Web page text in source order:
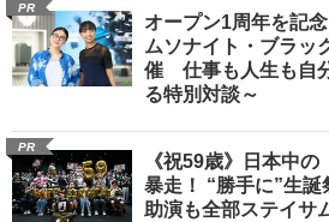
PR
オープン1周年を記
ムソナイト・ブラッ
催 仕事も人生も自
る特別対談～
PR
《祝59歳》日本中
暴走！ “勝手に”生
助演も全部ステイサ